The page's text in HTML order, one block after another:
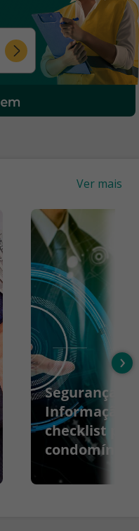
Ver mais
Segurança da
Informação:
checklist
condomínios
›